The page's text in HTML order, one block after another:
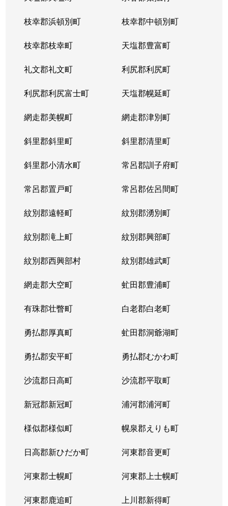
枝幸郡浜頓別町 枝幸郡中頓別町
枝幸郡枝幸町 天塩郡豊富町
礼文郡礼文町 利尻郡利尻町
利尻郡利尻富士町 天塩郡幌延町
網走郡美幌町 網走郡津別町
斜里郡斜里町 斜里郡清里町
斜里郡小清水町 常呂郡訓子府町
常呂郡置戸町 常呂郡佐呂間町
紋別郡遠軽町 紋別郡湧別町
紋別郡滝上町 紋別郡興部町
紋別郡西興部村 紋別郡雄武町
網走郡大空町 虻田郡豊浦町
有珠郡壮瞥町 白老郡白老町
勇払郡厚真町 虻田郡洞爺湖町
勇払郡安平町 勇払郡むかわ町
沙流郡日高町 沙流郡平取町
新冠郡新冠町 浦河郡浦河町
様似郡様似町 幌泉郡えりも町
日高郡新ひだか町 河東郡音更町
河東郡士幌町 河東郡上士幌町
河東郡鹿追町 上川郡新得町